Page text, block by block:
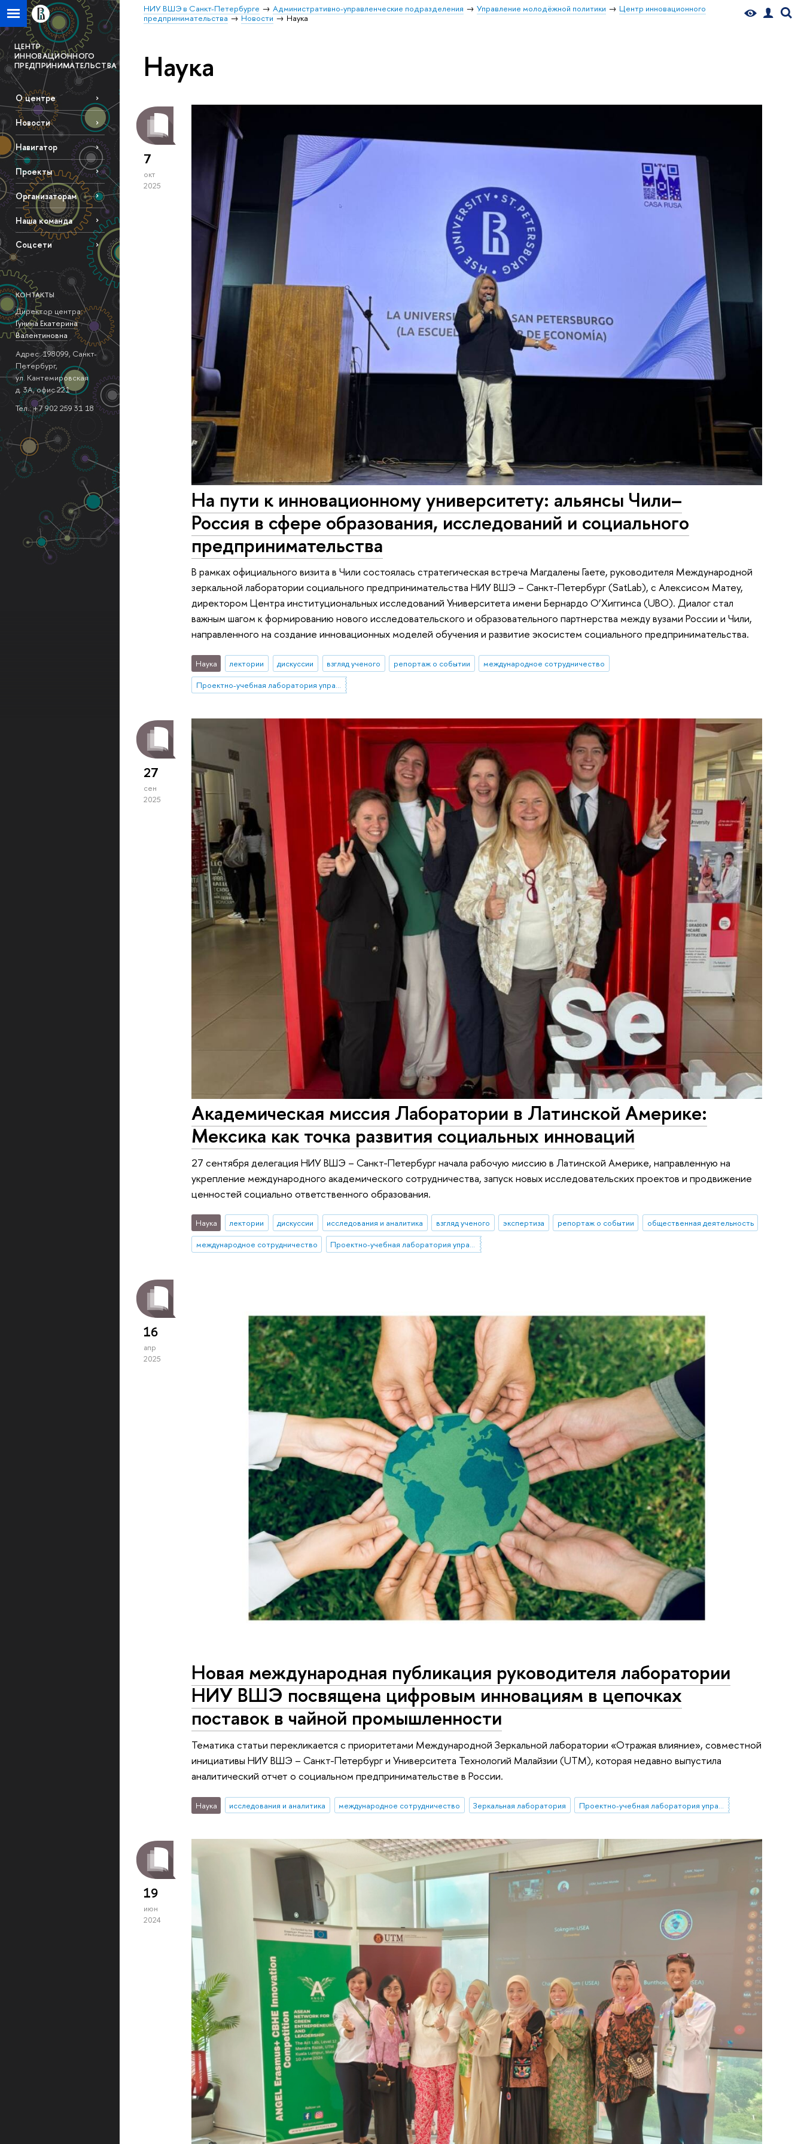
НИУ ВШЭ в Санкт-Петербурге Административно-управленческие подразделения Управление молодёжной политики
Центр инновационного
предпринимательства
Новости Наука
ЦЕНТР
ИННОВАЦИОННОГО
ПРЕДПРИНИМАТЕЛЬСТВА
О центре
Новости
Навигатор
Проекты
Организаторам
Наша команда
Соцсети
КОНТАКТЫ
Директор центра:
Гунина Екатерина
Валентиновна
Адрес: 198099, Санкт-
Петербург,
ул. Кантемировская
д. 3А, офис 221
Тел.: +7 902 259 31 18
Наука
7
окт
2025
На пути к инновационному университету: альянсы Чили–
Россия в сфере образования, исследований и социального
предпринимательства
В рамках официального визита в Чили состоялась стратегическая встреча Магдалены Гаете, руководителя Международной
зеркальной лаборатории социального предпринимательства НИУ ВШЭ – Санкт-Петербург (SatLab), с Алексисом Матеу,
директором Центра институциональных исследований Университета имени Бернардо О’Хиггинса (UBO). Диалог стал
важным шагом к формированию нового исследовательского и образовательного партнерства между вузами России и Чили,
направленного на создание инновационных моделей обучения и развитие экосистем социального предпринимательства.
Наука лектории дискуссии взгляд ученого репортаж о событии
международное сотрудничество
Проектно-учебная лаборатория управления репутацией в образовании
27
сен
2025
Академическая миссия Лаборатории в Латинской Америке:
Мексика как точка развития социальных инноваций
27 сентября делегация НИУ ВШЭ – Санкт-Петербург начала рабочую миссию в Латинской Америке, направленную на
укрепление международного академического сотрудничества, запуск новых исследовательских проектов и продвижение
ценностей социально ответственного образования.
Наука лектории дискуссии исследования и аналитика взгляд ученого экспертиза репортаж о событии
общественная деятельность
международное сотрудничество
Проектно-учебная лаборатория управления репутацией в образовании
16
апр
2025
Новая международная публикация руководителя лаборатории
НИУ ВШЭ посвящена цифровым инновациям в цепочках
поставок в чайной промышленности
Тематика статьи перекликается с приоритетами Международной Зеркальной лаборатории «Отражая влияние», совместной
инициативы НИУ ВШЭ – Санкт-Петербург и Университета Технологий Малайзии (UTM), которая недавно выпустила
аналитический отчет о социальном предпринимательстве в России.
Наука исследования и аналитика международное сотрудничество Зеркальная лаборатория
19
июн
2024